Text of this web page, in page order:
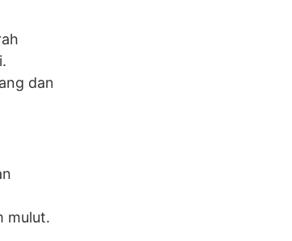
dan
mulut.